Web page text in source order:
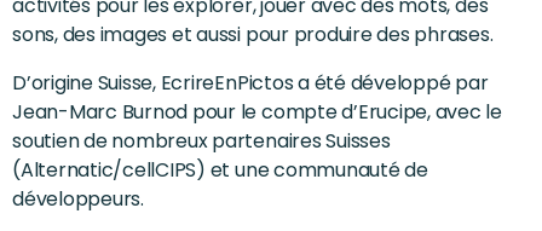
sons, des images et aussi pour produire des phrases.
D’origine Suisse, EcrireEnPictos a été développé par
Jean-Marc Burnod pour le compte d’Erucipe, avec le
soutien de nombreux partenaires Suisses
(Alternatic/cellCIPS) et une communauté de
développeurs.